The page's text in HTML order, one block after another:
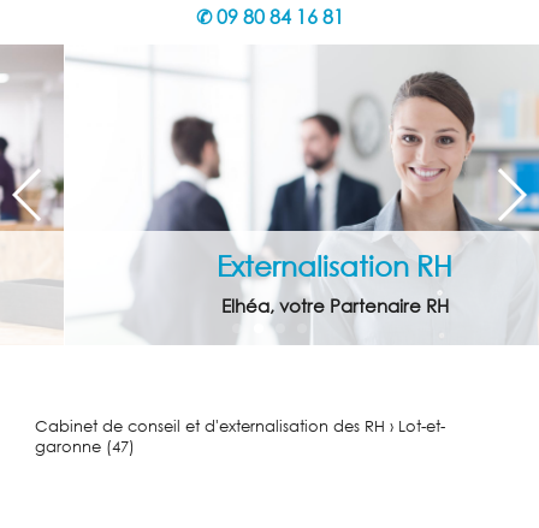
✆09 80 84 16 81
Externalisation RH
Elhéa, votre Partenaire RH
Cabinet de conseil et d'externalisation des RH › Lot-et-
garonne (47)